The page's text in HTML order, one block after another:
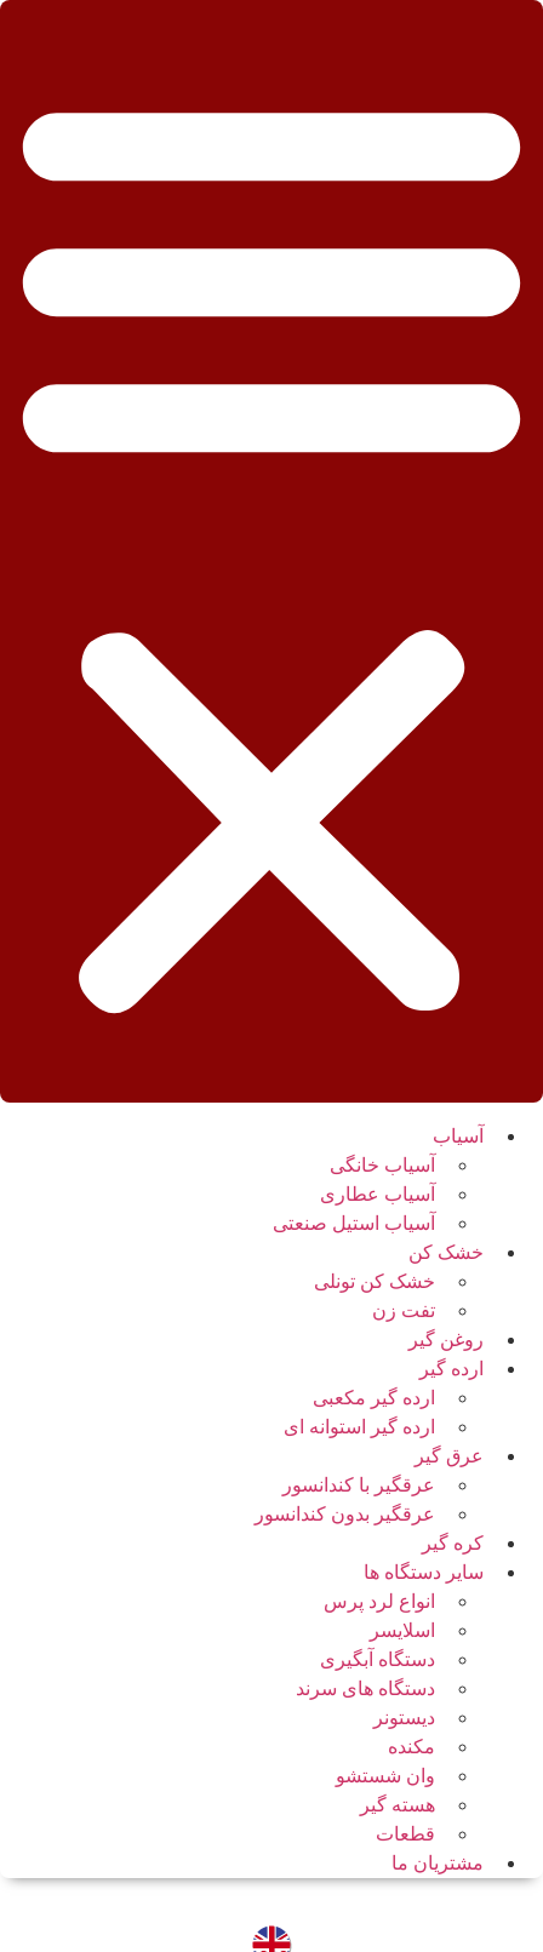
پرش
آسیاب
آسیاب خانگی
آسیاب عطاری
آسیاب استیل صنعتی
خشک کن
خشک کن تونلی
تفت زن
روغن گیر
ارده گیر
ارده گیر مکعبی
ارده گیر استوانه ای
عرق گیر
عرقگیر با کندانسور
عرقگیر بدون کندانسور
کره گیر
سایر دستگاه ها
انواع لرد پرس
اسلایسر
دستگاه آبگیری
دستگاه های سرند
دیستونر
مکنده
وان شستشو
هسته گیر
قطعات
مشتریان ما